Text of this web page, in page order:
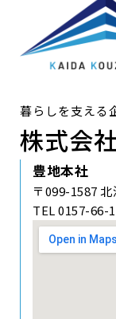
暮らしを支える
株式会
豊地本社
〒099-1587
TEL 0157-66-